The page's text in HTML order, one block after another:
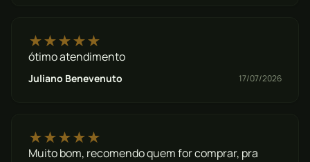
★★★★★
ótimo atendimento
Juliano Benevenuto 17/07/2026
★★★★★
Muito bom, recomendo quem for comprar, pra